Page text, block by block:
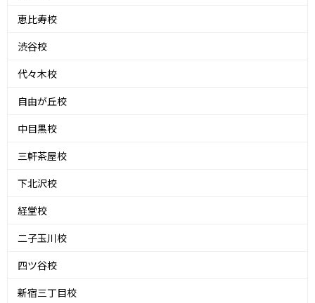
恵比寿校
渋谷校
代々木校
自由が丘校
中目黒校
三軒茶屋校
下北沢校
経堂校
二子玉川校
四ツ谷校
新宿三丁目校